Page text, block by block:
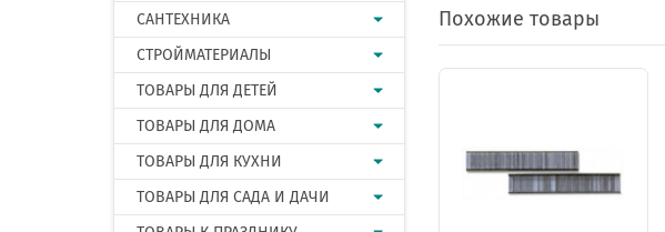
САНТЕХНИКА
СТРОЙМАТЕРИАЛЫ
ТОВАРЫ ДЛЯ ДЕТЕЙ
ТОВАРЫ ДЛЯ ДОМА
ТОВАРЫ ДЛЯ КУХНИ
ТОВАРЫ ДЛЯ САДА И ДАЧИ
Похожие товары